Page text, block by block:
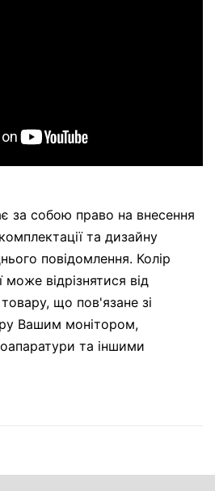
за собою право на внесення
та дизайну
повідомлення. Колір
відрізнятися від
що пов'язане зі
Вашим монітором,
та іншими